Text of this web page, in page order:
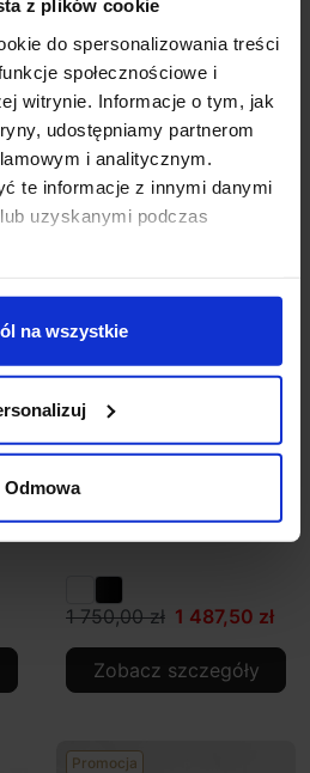
z plików cookie
do spersonalizowania treści
społecznościowe i
witrynie. Informacje o tym, jak
udostępniamy partnerom
i analitycznym.
te informacje z innymi danymi
uzyskanymi podczas
na wszystkie
Odmowa
Astro Lighting
Spot 1396034, 1396035
1 750,00 zł 1 487,50 zł
Zobacz szczegóły
Promocja